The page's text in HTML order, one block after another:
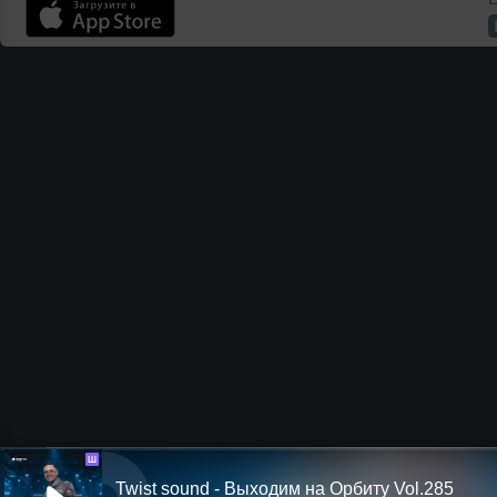
Ш
Twist sound - Выходим на Орбиту Vol.285